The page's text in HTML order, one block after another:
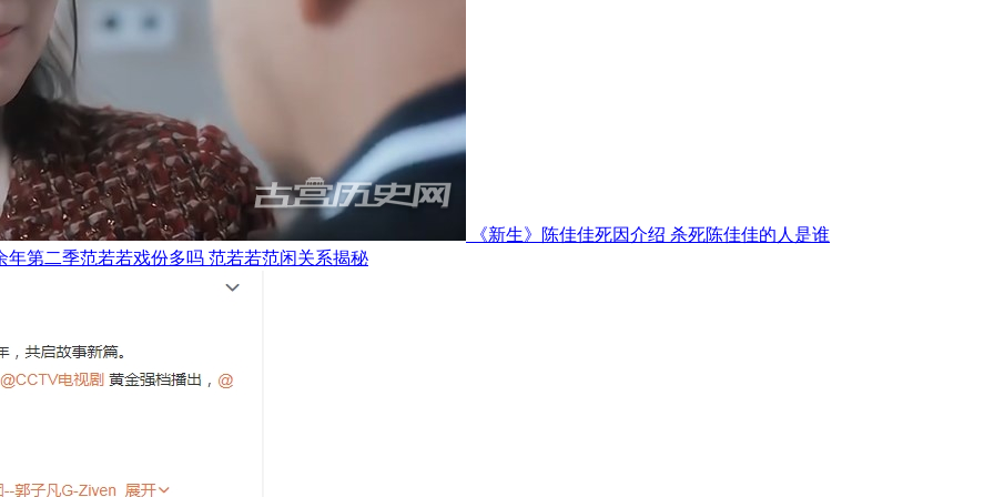
《新生》陈佳佳死因介绍 杀死陈佳佳的人是谁
年第二季范若若戏份多吗 范若若范闲关系揭秘